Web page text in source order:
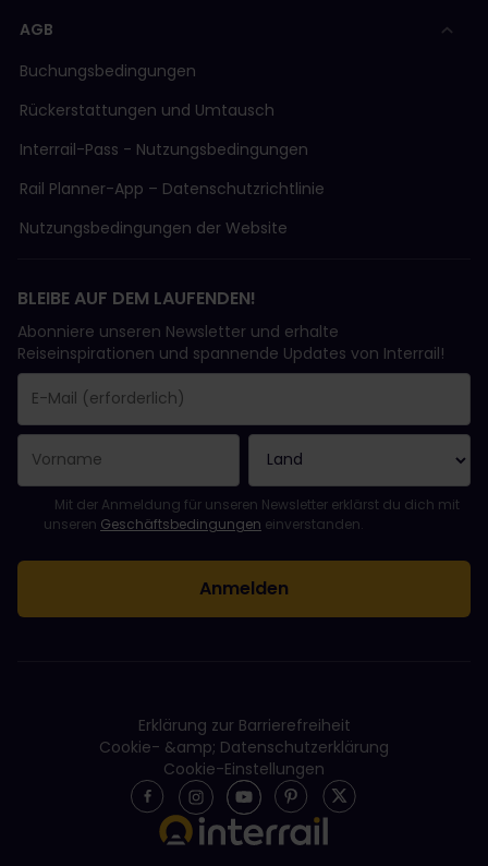
AGB
Buchungsbedingungen
Rückerstattungen und Umtausch
Interrail-Pass - Nutzungsbedingungen
Rail Planner-App – Datenschutzrichtlinie
Nutzungsbedingungen der Website
BLEIBE AUF DEM LAUFENDEN!
Abonniere unseren Newsletter und erhalte
Reiseinspirationen und spannende Updates von Interrail!
Das Feld „E-Mail-Adresse“ ist ein Pflichtfeld!
Diese E-Mail-Adresse ist ungültig!
Beim Abonnieren des Newsletters ist ein Fehler aufgetreten.
Du hast diesen Newsletter bereits abonniert!
Bitte stimme den Allgemeinen Geschäftsbedingungen zu, um
Mit der Anmeldung für unseren Newsletter erklärst du dich mit
unseren Geschäftsbedingungen einverstanden.
Erklärung zur Barrierefreiheit
Cookie- &amp; Datenschutzerklärung
Cookie-Einstellungen